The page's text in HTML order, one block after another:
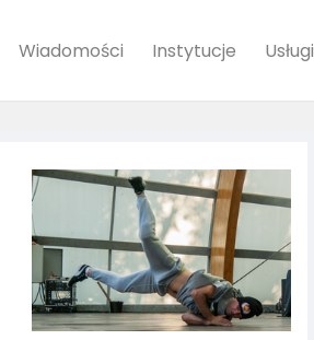
Wiadomości Instytucje Usługi